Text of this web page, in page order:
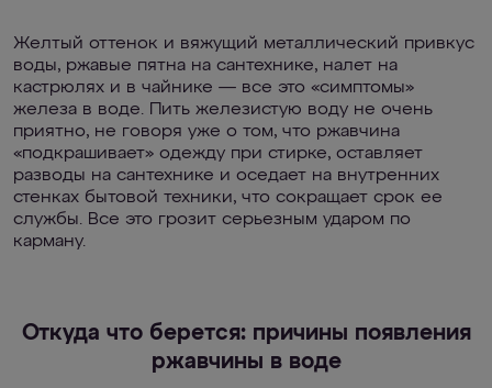
Желтый оттенок и вяжущий металлический привкус
воды, ржавые пятна на сантехнике, налет на
кастрюлях и в чайнике — все это «симптомы»
железа в воде. Пить железистую воду не очень
приятно, не говоря уже о том, что ржавчина
«подкрашивает» одежду при стирке, оставляет
разводы на сантехнике и оседает на внутренних
стенках бытовой техники, что сокращает срок ее
службы. Все это грозит серьезным ударом по
карману.
Откуда что берется: причины появления
ржавчины в воде